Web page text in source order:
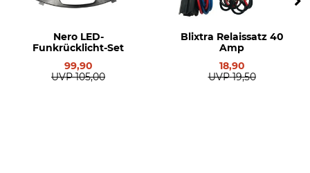
Nero LED-
Funkrücklicht-Set
99,90
UVP 105,00
Blixtra Relaissatz 40
Amp
18,90
UVP 19,50